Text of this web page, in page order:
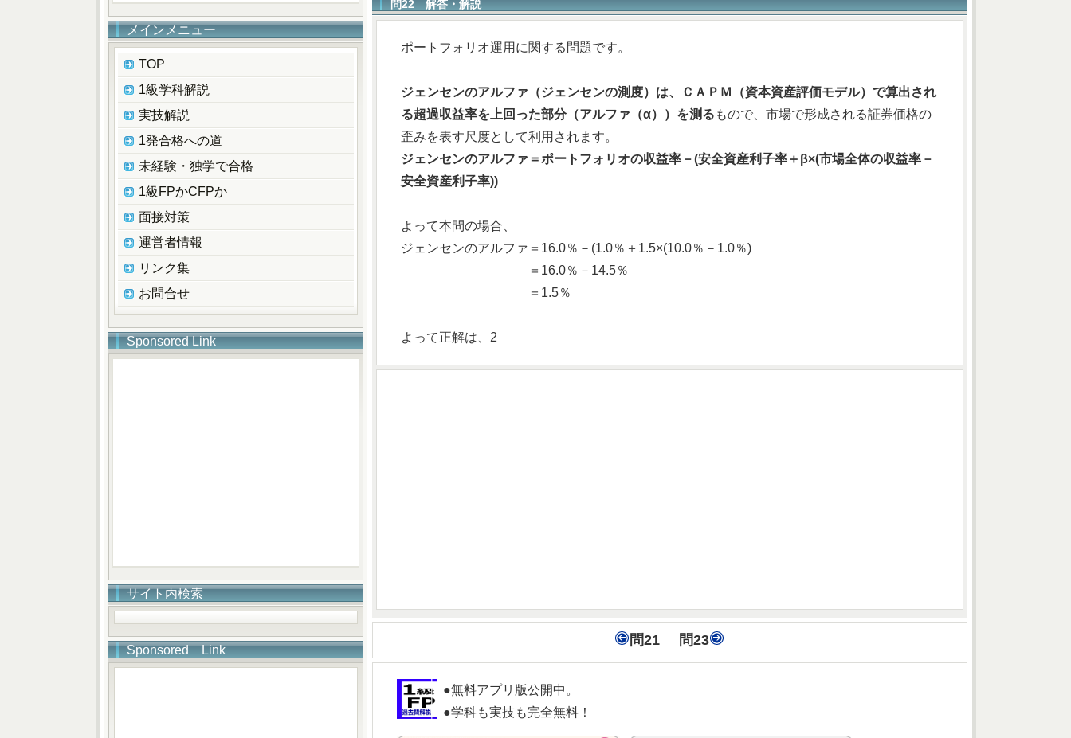
問22 解答・解説
ポートフォリオ運用に関する問題です。
ジェンセンのアルファ（ジェンセンの測度）は、ＣＡＰＭ（資本資産評価モデル）で算出され
る超過収益率を上回った部分（アルファ（α））を測る もので、市場で形成される証券価格の
歪みを表す尺度として利用されます。
ジェンセンのアルファ＝ポートフォリオの収益率－(安全資産利子率＋β×(市場全体の収益率－
安全資産利子率))
よって本問の場合、
ジェンセンのアルファ＝16.0％－(1.0％＋1.5×(10.0％－1.0％)
＝16.0％－14.5％
＝1.5％
よって正解は、2
問21 問23
●無料アプリ版公開中。
●学科も実技も完全無料！
メインメニュー
TOP
1級学科解説
実技解説
1発合格への道
未経験・独学で合格
1級FPかCFPか
面接対策
運営者情報
リンク集
お問合せ
Sponsored Link
サイト内検索
Sponsored Link